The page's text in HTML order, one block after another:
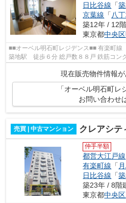
日比谷線 「
京葉線 「 八
築12年 / 12
東京都中央区
■■オーベル明石町レジデンス■■ 有楽町線 新富町駅 徒歩３分 日比谷線
築地駅 徒歩６分 総戸数８８戸 鉄筋コンクリート造１２階建 平成２６年２
月完成
現在販売物件情報が
「オーベル明石町レ
お問い合わせ
売買 | 中古マンション クレアシティ勝
仲手半額
都営大江戸線
有楽町線 「
日比谷線 「
築23年 / 8階
東京都中央区